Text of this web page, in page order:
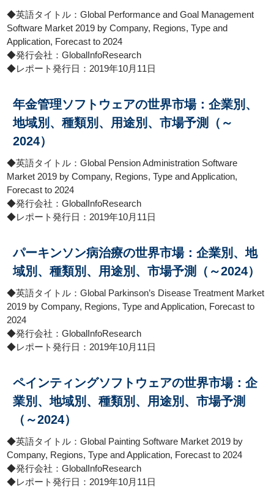
◆英語タイトル：Global Performance and Goal Management
Software Market 2019 by Company, Regions, Type and
Application, Forecast to 2024
◆発行会社：GlobalInfoResearch
◆レポート発行日：2019年10月11日
年金管理ソフトウェアの世界市場：企業別、
地域別、種類別、用途別、市場予測（～
2024）
◆英語タイトル：Global Pension Administration Software
Market 2019 by Company, Regions, Type and Application,
Forecast to 2024
◆発行会社：GlobalInfoResearch
◆レポート発行日：2019年10月11日
パーキンソン病治療の世界市場：企業別、地
域別、種類別、用途別、市場予測（～2024）
◆英語タイトル：Global Parkinson’s Disease Treatment Market
2019 by Company, Regions, Type and Application, Forecast to
2024
◆発行会社：GlobalInfoResearch
◆レポート発行日：2019年10月11日
ペインティングソフトウェアの世界市場：企
業別、地域別、種類別、用途別、市場予測
（～2024）
◆英語タイトル：Global Painting Software Market 2019 by
Company, Regions, Type and Application, Forecast to 2024
◆発行会社：GlobalInfoResearch
◆レポート発行日：2019年10月11日